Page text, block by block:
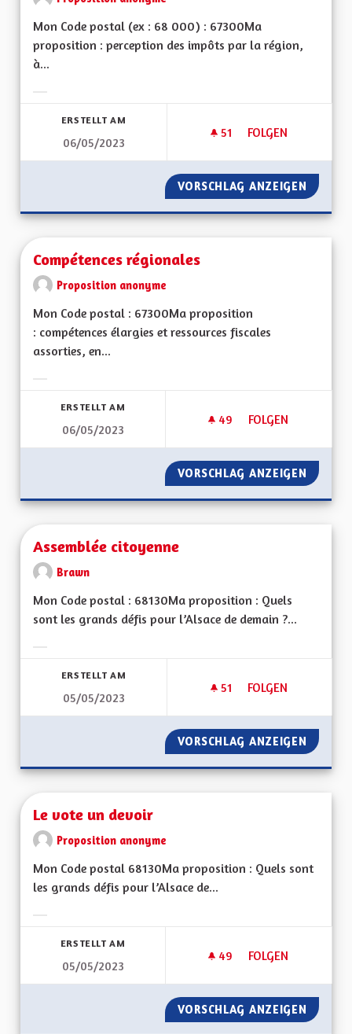
Mon Code postal (ex : 68 000) : 67300Ma
proposition : perception des impôts par la région,
à...
ERSTELLT AM
06/05/2023
51 51 FOLLOWER
FOLGEN
FISCALITÉ
VORSCHLAG ANZEIGEN
Compétences régionales
Proposition anonyme
Mon Code postal : 67300Ma proposition
: compétences élargies et ressources fiscales
assorties, en...
ERSTELLT AM
06/05/2023
49 49 FOLLOWER
FOLGEN
COMPÉTENCES
VORSCHLAG ANZEIGEN
Assemblée citoyenne
Brawn
Mon Code postal : 68130Ma proposition : Quels
sont les grands défis pour l’Alsace de demain ?...
ERSTELLT AM
05/05/2023
51 51 FOLLOWER
FOLGEN
ASSEMBLÉE
VORSCHLAG ANZEIGEN
Le vote un devoir
Proposition anonyme
Mon Code postal 68130Ma proposition : Quels sont
les grands défis pour l’Alsace de...
ERSTELLT AM
05/05/2023
49 49 FOLLOWER
FOLGEN
LE VOTE UN
VORSCHLAG ANZEIGEN LE